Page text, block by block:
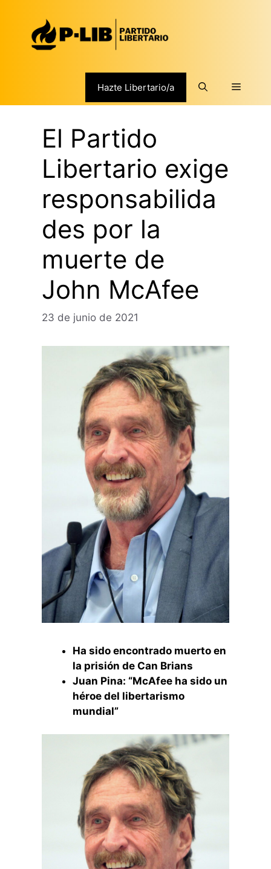
contenido
Hazte Libertario/a Menú
El Partido
Libertario exige
responsabilida
des por la
muerte de
John McAfee
23 de junio de 2021
Ha sido encontrado muerto en
la prisión de Can Brians
Juan Pina: “McAfee ha sido un
héroe del libertarismo
mundial”